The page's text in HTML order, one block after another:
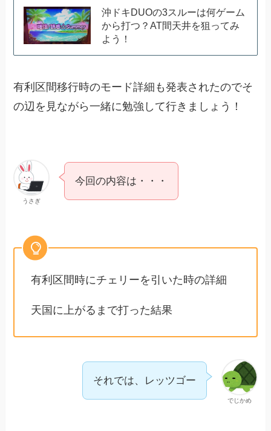
沖ドキDUOの3スルーは何ゲーム
から打つ？AT間天井を狙ってみ
よう！
有利区間移行時のモード詳細も発表されたのでそ
の辺を見ながら一緒に勉強して行きましょう！
うさぎ
今回の内容は・・・
有利区間時にチェリーを引いた時の詳細
天国に上がるまで打った結果
でじかめ
それでは、レッツゴー